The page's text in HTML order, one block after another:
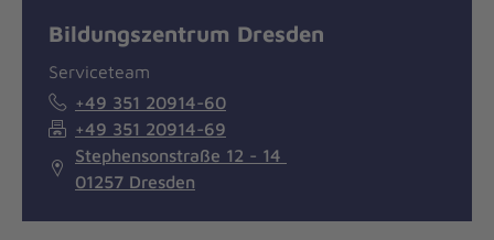
Bildungszentrum Dresden
Serviceteam
+49 351 20914-60
+49 351 20914-69
Stephensonstraße 12 - 14
01257 Dresden